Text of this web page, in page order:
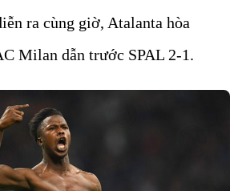
ra cùng giờ, Atalanta hòa
Milan dẫn trước SPAL 2-1.